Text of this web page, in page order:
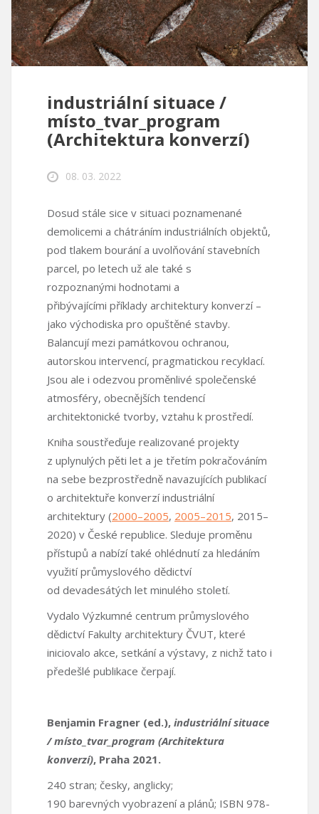
industriální situace /
místo_tvar_program
(Architektura konverzí)
08. 03. 2022
Dosud stále sice v situaci poznamenané
demolicemi a chátráním industriálních objektů,
pod tlakem bourání a uvolňování stavebních
parcel, po letech už ale také s
rozpoznanými hodnotami a
přibývajícími příklady architektury konverzí –
jako východiska pro opuštěné stavby.
Balancují mezi památkovou ochranou,
autorskou intervencí, pragmatickou recyklací.
Jsou ale i odezvou proměnlivé společenské
atmosféry, obecnějších tendencí
architektonické tvorby, vztahu k prostředí.
Kniha soustřeďuje realizované projekty
z uplynulých pěti let a je třetím pokračováním
na sebe bezprostředně navazujících publikací
o architektuře konverzí industriální
architektury (2000–2005, 2005–2015, 2015–
2020) v České republice. Sleduje proměnu
přístupů a nabízí také ohlédnutí za hledáním
využití průmyslového dědictví
od devadesátých let minulého století.
Vydalo Výzkumné centrum průmyslového
dědictví Fakulty architektury ČVUT, které
iniciovalo akce, setkání a výstavy, z nichž tato i
předešlé publikace čerpají.
Benjamin Fragner (ed.), industriální situace
/ místo_tvar_program (Architektura
konverzí), Praha 2021.
240 stran; česky, anglicky;
190 barevných vyobrazení a plánů; ISBN 978-